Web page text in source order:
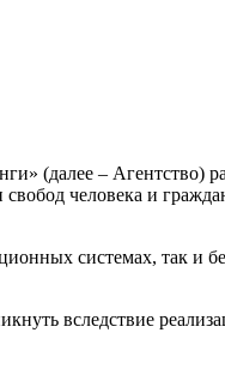
(далее – Агентство)
человека и
системах, так и
вследствие